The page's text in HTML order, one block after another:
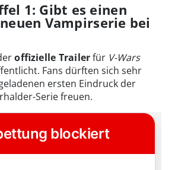
1: Gibt es einen
Vampirserie bei
offizielle Trailerfür V-Wars
Fans dürften sich sehr
ersten Eindruck der
Serie freuen.